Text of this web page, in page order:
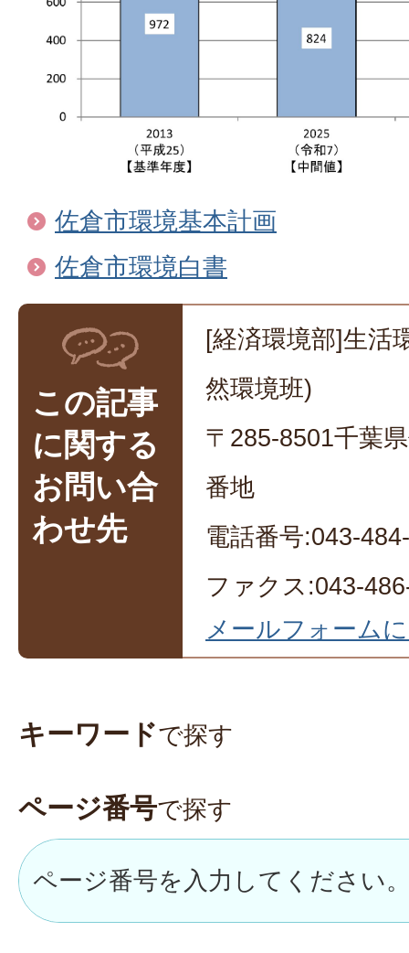
佐倉市環境基本計画
佐倉市環境白書
この記事
に関する
お問い合
わせ先
[経済環境部]生活
然環境班)
〒285-8501千葉
番地
電話番号:043-
ファクス:043-
メールフォーム
キーワードで探す
ページ番号で探す